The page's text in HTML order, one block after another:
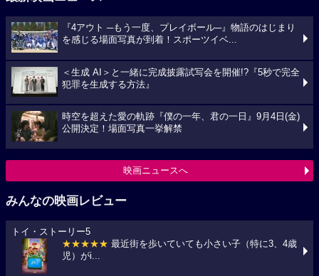
『4アウト ─もう一度、プレイボール─』物語のはじまり
を感じる場面写真が到着！スポーツイベ...
＜生成 AI＞と一緒に完成披露試写会を開催!?『5秒で完全
犯罪を生成する方法』
時空を超えた愛の軌跡『僕の一年、君の一日』9月4日(金)
公開決定！場面写真一挙解禁
映画ニュースへ
みんなの映画レビュー
トイ・ストーリー5
★★★★★ 最近街を歩いていても小さい子（特に3、4歳
児）がi...